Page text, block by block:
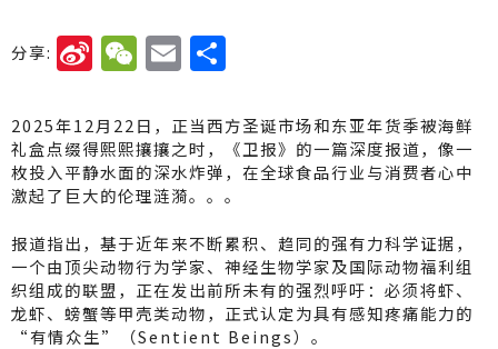
分享: Si
n
a
W
ei
b
o
W
e
C
h
a
t
E
m
ai
l
2025年12月22日，正当西方圣诞市场和东亚年货季被海鲜
礼盒点缀得熙熙攘攘之时，《卫报》的一篇深度报道，像一
枚投入平静水面的深水炸弹，在全球食品行业与消费者心中
激起了巨大的伦理涟漪。。。
报道指出，基于近年来不断累积、趋同的强有力科学证据，
一个由顶尖动物行为学家、神经生物学家及国际动物福利组
织组成的联盟，正在发出前所未有的强烈呼吁：必须将虾、
龙虾、螃蟹等甲壳类动物，正式认定为具有感知疼痛能力的
“有情众生”（Sentient Beings）。